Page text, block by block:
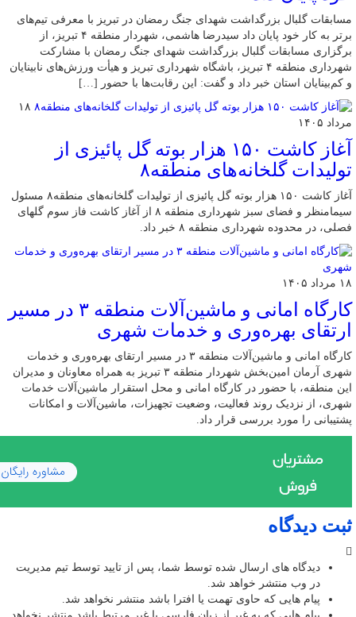
مسابقات گلبال بزرگداشت شهدای جنگ رمضان در تبریز با معرفی تیم‌های
برتر به کار خود پایان داد سیدرضا هاشمی، شهردار منطقه ۴ تبریز، از
برگزاری مسابقات گلبال بزرگداشت شهدای جنگ رمضان با مشارکت
شهرداری منطقه ۴ تبریز، باشگاه شهرداری تبریز و هیأت ورزش‌های نابینایان
و کم‌بینایان استان خبر داد و گفت: این رقابت‌ها با حضور […]
۱۸
مرداد ۱۴۰۵
آغاز کاشت ۱۵۰ هزار بوته گل پائیزی از
تولیدات گلخانه‌های منطقه۸
آغاز کاشت ۱۵۰ هزار بوته گل پائیزی از تولیدات گلخانه‌های منطقه۸ مسئول
سیمامنظر و فضای سبز شهرداری منطقه ۸ از آغاز کاشت فاز سوم گلهای
فصلی، در محدوده شهرداری منطقه ۸ خبر داد.
۱۸ مرداد ۱۴۰۵
کارگاه امانی و ماشین‌آلات منطقه ۳ در مسیر
ارتقای بهره‌وری و خدمات شهری
کارگاه امانی و ماشین‌آلات منطقه ۳ در مسیر ارتقای بهره‌وری و خدمات
شهری آرمان امین‌بخش شهردار منطقه ۳ تبریز به همراه معاونان و مدیران
این منطقه، با حضور در کارگاه امانی و محل استقرار ماشین‌آلات خدمات
شهری، از نزدیک روند فعالیت، وضعیت تجهیزات، ماشین‌آلات و امکانات
پشتیبانی را مورد بررسی قرار داد.
ثبت دیدگاه
دیدگاه های ارسال شده توسط شما، پس از تایید توسط تیم مدیریت
در وب منتشر خواهد شد.
پیام هایی که حاوی تهمت یا افترا باشد منتشر نخواهد شد.